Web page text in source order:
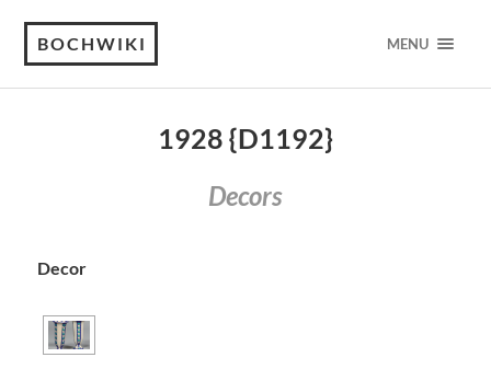
BOCHWIKI MENU
1928 {D1192}
Decors
Decor